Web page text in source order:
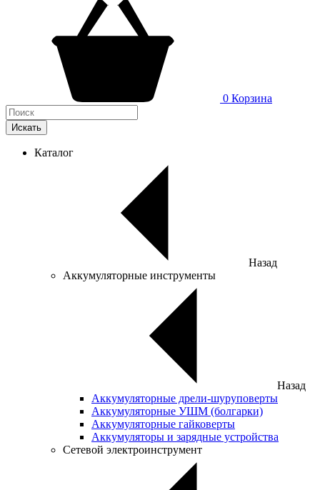
0 Корзина
Искать
Каталог
Назад
Аккумуляторные инструменты
Назад
Аккумуляторные дрели-шуруповерты
Аккумуляторные УШМ (болгарки)
Аккумуляторные гайковерты
Аккумуляторы и зарядные устройства
Сетевой электроинструмент